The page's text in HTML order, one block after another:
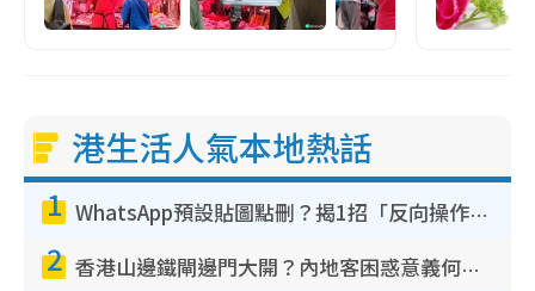
港生活人氣本地熱話
1 WhatsApp預設貼圖點刪？揭1招「反向操作」還原簡潔介面 附3步實測教學
2 香港山邊鐵閘邊門大開？內地客困惑意義何在！網民神回覆：呢種叫法理性防禦